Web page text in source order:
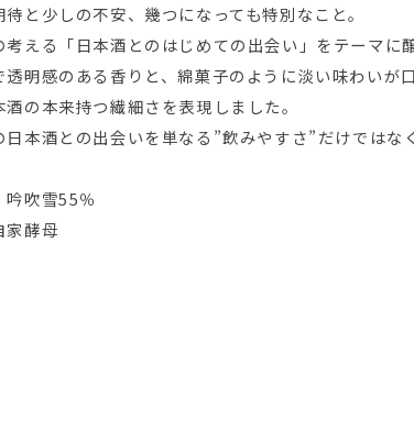
待と少しの不安、幾つになっても特別なこと。
考える「日本酒とのはじめての出会い」をテーマに
透明感のある香りと、綿菓子のように淡い味わいが
酒の本来持つ繊細さを表現しました。
日本酒との出会いを単なる”飲みやすさ”だけではな
吟吹雪55％
家酵母